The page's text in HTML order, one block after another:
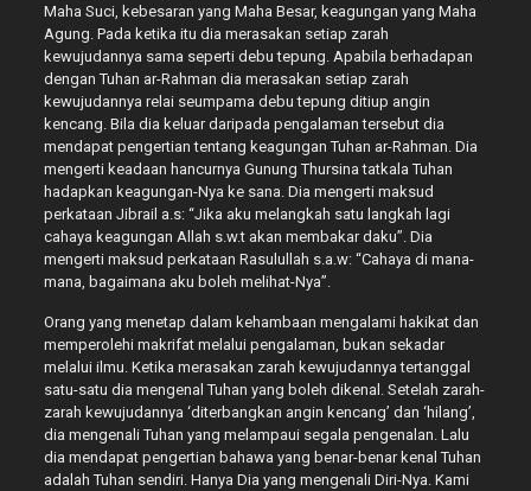
Maha Suci, kebesaran yang Maha Besar, keagungan yang Maha
Agung. Pada ketika itu dia merasakan setiap zarah
kewujudannya sama seperti debu tepung. Apabila berhadapan
dengan Tuhan ar-Rahman dia merasakan setiap zarah
kewujudannya relai seumpama debu tepung ditiup angin
kencang. Bila dia keluar daripada pengalaman tersebut dia
mendapat pengertian tentang keagungan Tuhan ar-Rahman. Dia
mengerti keadaan hancurnya Gunung Thursina tatkala Tuhan
hadapkan keagungan-Nya ke sana. Dia mengerti maksud
perkataan Jibrail a.s: “Jika aku melangkah satu langkah lagi
cahaya keagungan Allah s.w.t akan membakar daku”. Dia
mengerti maksud perkataan Rasulullah s.a.w: “Cahaya di mana-
mana, bagaimana aku boleh melihat-Nya”.
Orang yang menetap dalam kehambaan mengalami hakikat dan
memperolehi makrifat melalui pengalaman, bukan sekadar
melalui ilmu. Ketika merasakan zarah kewujudannya tertanggal
satu-satu dia mengenal Tuhan yang boleh dikenal. Setelah zarah-
zarah kewujudannya ‘diterbangkan angin kencang’ dan ‘hilang’,
dia mengenali Tuhan yang melampaui segala pengenalan. Lalu
dia mendapat pengertian bahawa yang benar-benar kenal Tuhan
adalah Tuhan sendiri. Hanya Dia yang mengenali Diri-Nya. Kami